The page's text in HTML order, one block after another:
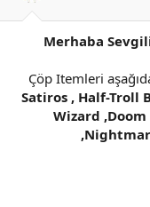
a
a
ç
t
i
h
i
Merhaba
Çöp Itemleri
Satiros , Half-Troll
Wizard